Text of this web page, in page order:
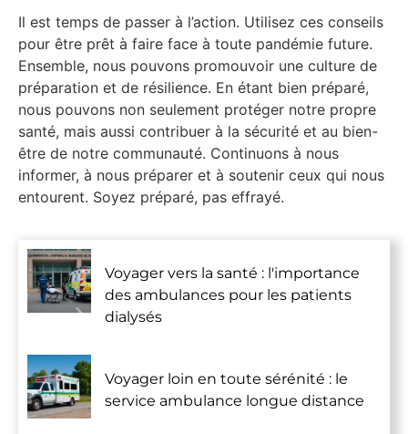
Il est temps de passer à l’action. Utilisez ces conseils
pour être prêt à faire face à toute pandémie future.
Ensemble, nous pouvons promouvoir une culture de
préparation et de résilience. En étant bien préparé,
nous pouvons non seulement protéger notre propre
santé, mais aussi contribuer à la sécurité et au bien-
être de notre communauté. Continuons à nous
informer, à nous préparer et à soutenir ceux qui nous
entourent. Soyez préparé, pas effrayé.
Voyager vers la santé : l'importance
des ambulances pour les patients
dialysés
Voyager loin en toute sérénité : le
service ambulance longue distance